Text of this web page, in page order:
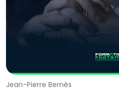
Jean-Pierre Bernès